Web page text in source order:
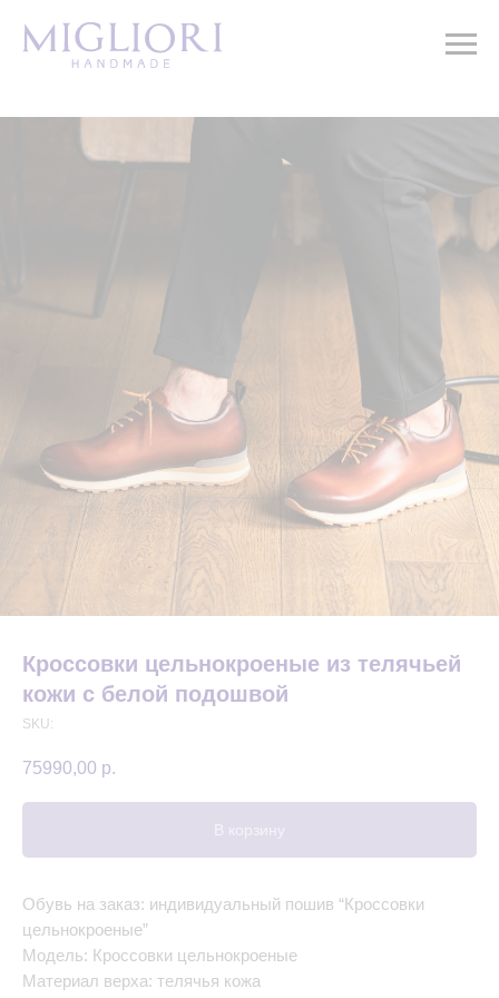
Кроссовки цельнокроеные из телячьей
кожи с белой подошвой
SKU:
75990,00 р.
В корзину
Обувь на заказ: индивидуальный пошив “Кроссовки
цельнокроеные”
Модель: Кроссовки цельнокроеные
Материал верха: телячья кожа